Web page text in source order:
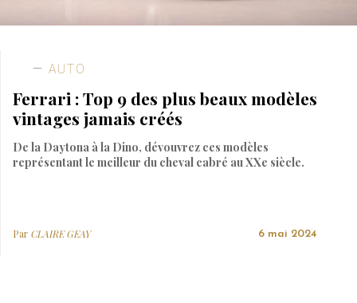
AUTO
Ferrari : Top 9 des plus beaux modèles
vintages jamais créés
De la Daytona à la Dino, dévouvrez ces modèles
représentant le meilleur du cheval cabré au XXe siècle.
Par CLAIRE GEAY 6 mai 2024